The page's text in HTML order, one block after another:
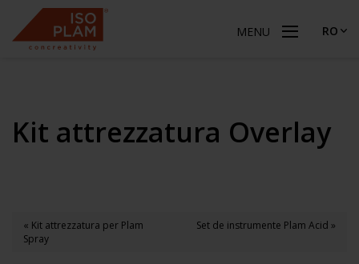
MENU RO
Kit attrezzatura Overlay
« Kit attrezzatura per Plam
Spray
Set de instrumente Plam Acid »